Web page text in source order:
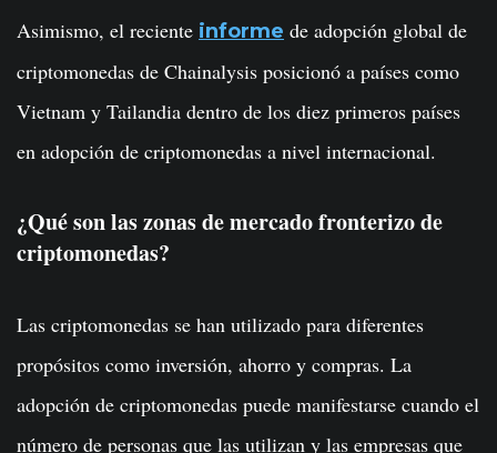
Asimismo, el reciente informe de adopción global de
criptomonedas de Chainalysis posicionó a países como
Vietnam y Tailandia dentro de los diez primeros países
en adopción de criptomonedas a nivel internacional.
¿Qué son las zonas de mercado fronterizo de
criptomonedas?
Las criptomonedas se han utilizado para diferentes
propósitos como inversión, ahorro y compras. La
adopción de criptomonedas puede manifestarse cuando el
número de personas que las utilizan y las empresas que